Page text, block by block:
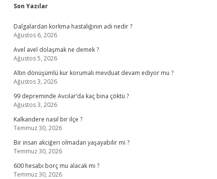
Sidebar
Son Yazılar
Dalgalardan korkma hastalığının adı nedir ?
Ağustos 6, 2026
Avel avel dolaşmak ne demek ?
Ağustos 5, 2026
Altın dönüşümlü kur korumalı mevduat devam ediyor mu ?
Ağustos 3, 2026
99 depreminde Avcılar’da kaç bina çöktü ?
Ağustos 3, 2026
Kalkandere nasıl bir ilçe ?
Temmuz 30, 2026
Bir insan akciğeri olmadan yaşayabilir mi ?
Temmuz 30, 2026
600 hesabı borç mu alacak mı ?
Temmuz 30, 2026